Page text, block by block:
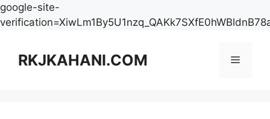
google-site-
contentRKJKAHANI.COM Menu